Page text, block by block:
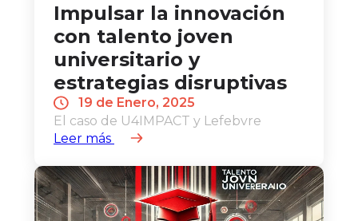
Impulsar la innovación
con talento joven
universitario y
estrategias disruptivas
19 de Enero, 2025
El caso de U4IMPACT y Lefebvre
Leer más